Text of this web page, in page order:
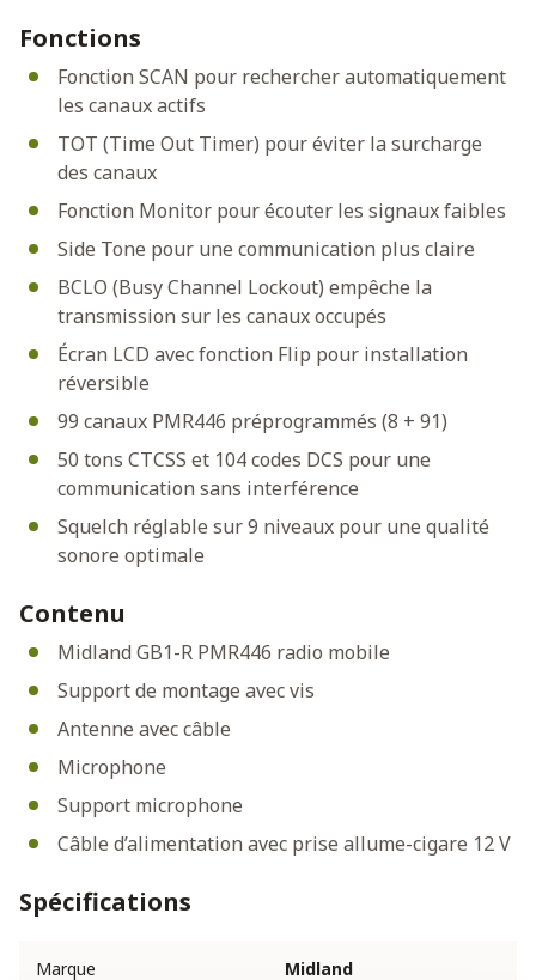
Fonctions
Fonction SCAN pour rechercher automatiquement
les canaux actifs
TOT (Time Out Timer) pour éviter la surcharge
des canaux
Fonction Monitor pour écouter les signaux faibles
Side Tone pour une communication plus claire
BCLO (Busy Channel Lockout) empêche la
transmission sur les canaux occupés
Écran LCD avec fonction Flip pour installation
réversible
99 canaux PMR446 préprogrammés (8 + 91)
50 tons CTCSS et 104 codes DCS pour une
communication sans interférence
Squelch réglable sur 9 niveaux pour une qualité
sonore optimale
Contenu
Midland GB1-R PMR446 radio mobile
Support de montage avec vis
Antenne avec câble
Microphone
Support microphone
Câble d’alimentation avec prise allume-cigare 12 V
Spécifications
Marque Midland